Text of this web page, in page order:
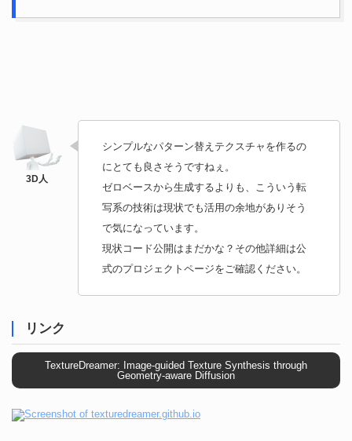
シンプルなパターン替えテクスチャを作るの
にとても良さそうですねぇ。
ゼロベースから生成するよりも、こういう転
写系の技術は現状でも活用の余地がありそう
で気になっています。
現状コード公開はまだかな？その他詳細は公
式のプロジェクトページをご確認ください。
リンク
TextureDreamer: Image-guided Texture Synthesis through
Geometry-aware Diffusion